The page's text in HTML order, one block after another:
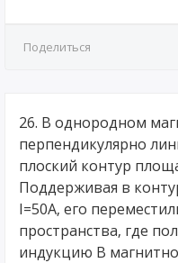
Поделиться
26. В однородном
перпендикулярно
плоский контур
Поддерживая в
I=50А, его
пространства, где
индукцию В